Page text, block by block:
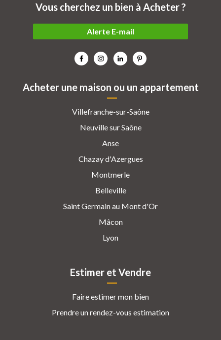
Acheter une maison ou un appartement
Villefranche-sur-Saône
Neuville sur Saône
Anse
Chazay d'Azergues
Montmerle
Belleville
Saint Germain au Mont d'Or
Mâcon
Lyon
Estimer et Vendre
Faire estimer mon bien
Prendre un rendez-vous estimation
Vous cherchez un bien à Acheter ?
Alerte E-mail